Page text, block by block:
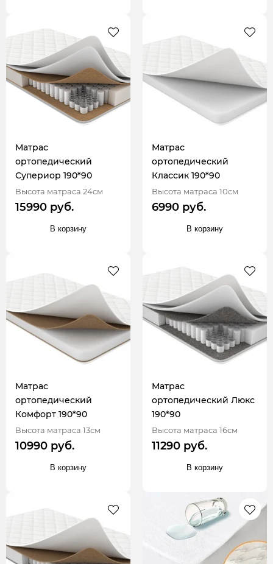
Матрас
ортопедический
Супериор 190*90
Высота матраса 24см
15990 руб.
В корзину
Матрас
ортопедический
Классик 190*90
Высота матраса 10см
6990 руб.
В корзину
Матрас
ортопедический
Комфорт 190*90
Высота матраса 13см
10990 руб.
В корзину
Матрас
ортопедический Люкс
190*90
Высота матраса 16см
11290 руб.
В корзину